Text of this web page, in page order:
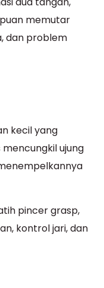
memutar
dan problem
kecil yang
ujung
pincer grasp,
kontrol jari, dan